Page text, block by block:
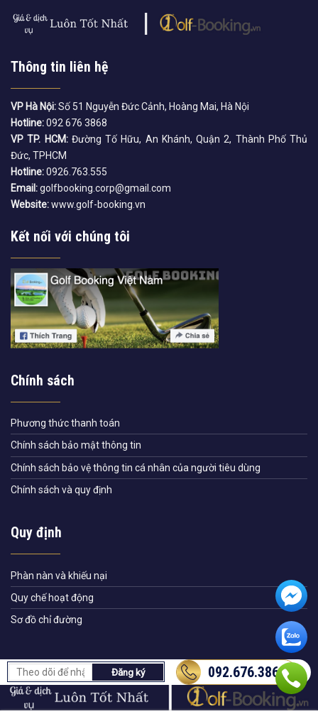
Thông tin liên hệ
VP Hà Nội:Số 51 Nguyễn Đức Cảnh, Hoàng Mai, Hà Nội
Hotline:092 676 3868
VP TP. HCM:Đường Tố Hữu, An Khánh, Quận 2, Thành Phố Thủ
Đức, TPHCM
Hotline:0926.763.555
Email:golfbooking.corp@gmail.com
Website:www.golf-booking.vn
Kết nối với chúng tôi
Chính sách
Phương thức thanh toán
Chính sách bảo mật thông tin
Chính sách bảo vệ thông tin cá nhân của người tiêu dùng
Chính sách và quy định
Quy định
Phàn nàn và khiếu nại
Quy chế hoạt động
Sơ đồ chỉ đường
092.676.3868